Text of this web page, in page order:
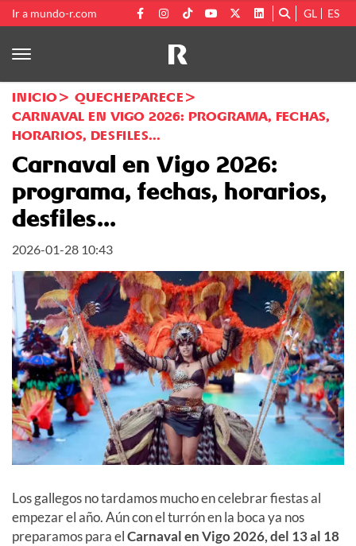
Ir a mundo-r.com GL ES
INICIO
QUECHEPARECE
CARNAVAL EN VIGO 2026: PROGRAMA, FECHAS,
HORARIOS, DESFILES...
Carnaval en Vigo 2026:
programa, fechas, horarios,
desfiles...
2026-01-28 10:43
Los gallegos no tardamos mucho en celebrar fiestas al
empezar el año. Aún con el turrón en la boca ya nos
preparamos para elCarnavalenVigo 2026, del 13 al 18